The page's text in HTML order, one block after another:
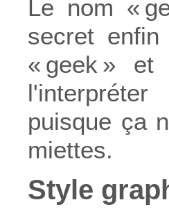
Le nom «
secret
« geek » et
puisque ça
miettes.
Style